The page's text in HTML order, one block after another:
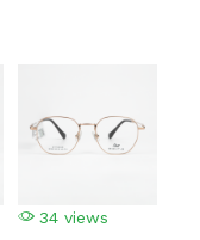
34 views